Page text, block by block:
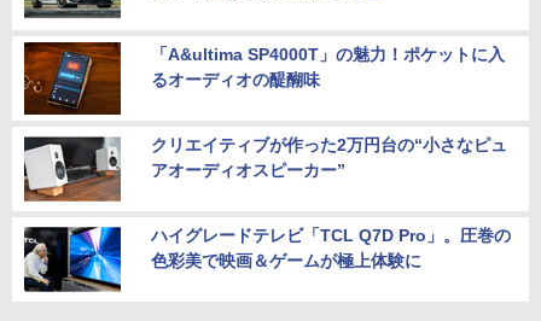
「A&ultima SP4000T」の魅力！ポケットに入
るオーディオの醍醐味
クリエイティブが作った2万円台の“小さなピュ
アオーディオスピーカー”
ハイグレードテレビ「TCL Q7D Pro」。圧巻の
色彩美で映画＆ゲームが極上体験に